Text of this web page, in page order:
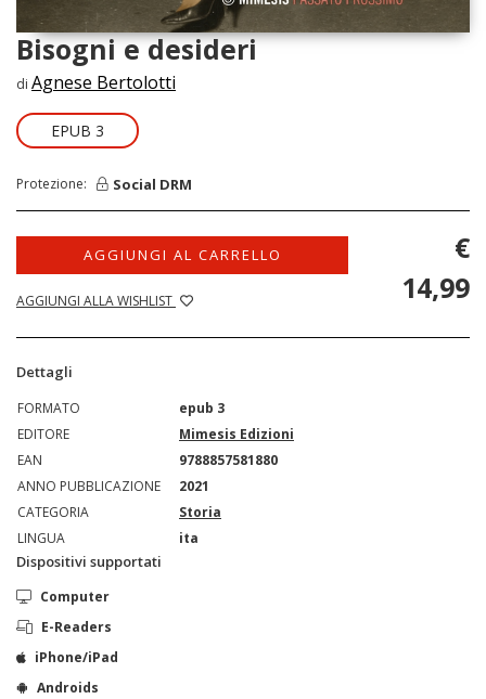
Bisogni e desideri
di Agnese Bertolotti
EPUB 3
Protezione: Social DRM
AGGIUNGI AL CARRELLO
AGGIUNGI ALLA WISHLIST
€
14,99
Dettagli
FORMATO
epub 3
EDITORE
Mimesis Edizioni
EAN
9788857581880
ANNO PUBBLICAZIONE
2021
CATEGORIA
Storia
LINGUA
ita
Dispositivi supportati
Computer
E-Readers
iPhone/iPad
Androids